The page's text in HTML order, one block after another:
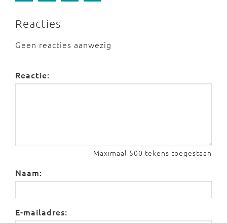
Reacties
Geen reacties aanwezig
Reactie:
Maximaal 500 tekens toegestaan
Naam:
E-mailadres: